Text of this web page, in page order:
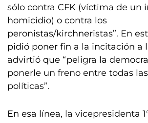
sólo contra CFK (víctima de un
homicidio) o contra los
peronistas/kirchneristas”. En
pidió poner fin a la incitación a
advirtió que “peligra la
ponerle un freno entre todas
políticas”.
En esa línea, la vicepresidenta